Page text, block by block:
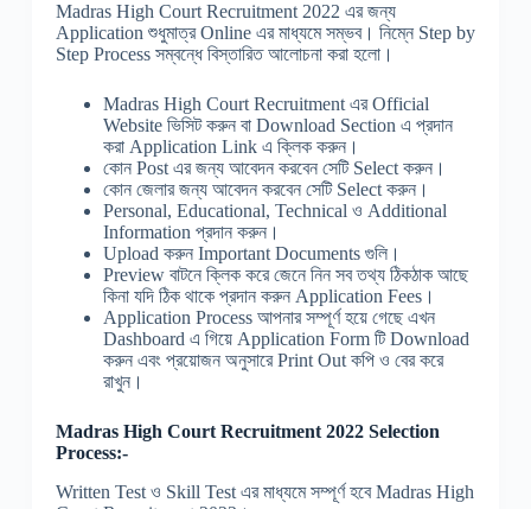
Madras High Court Recruitment 2022 এর জন্য
Application শুধুমাত্র Online এর মাধ্যমে সম্ভব। নিম্নে Step by
Step Process সম্বন্ধে বিস্তারিত আলোচনা করা হলো।
Madras High Court Recruitment এর Official
Website ভিসিট করুন বা Download Section এ প্রদান
করা Application Link এ ক্লিক করুন।
কোন Post এর জন্য আবেদন করবেন সেটি Select করুন।
কোন জেলার জন্য আবেদন করবেন সেটি Select করুন।
Personal, Educational, Technical ও Additional
Information প্রদান করুন।
Upload করুন Important Documents গুলি।
Preview বাটনে ক্লিক করে জেনে নিন সব তথ্য ঠিকঠাক আছে
কিনা যদি ঠিক থাকে প্রদান করুন Application Fees।
Application Process আপনার সম্পূর্ণ হয়ে গেছে এখন
Dashboard এ গিয়ে Application Form টি Download
করুন এবং প্রয়োজন অনুসারে Print Out কপি ও বের করে
রাখুন।
Madras High Court Recruitment 2022 Selection
Process:-
Written Test ও Skill Test এর মাধ্যমে সম্পূর্ণ হবে Madras High